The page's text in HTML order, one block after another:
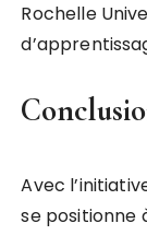
Rochelle
Avec
se positionne